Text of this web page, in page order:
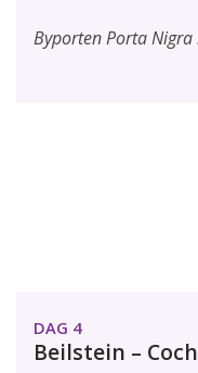
Byporten Porta Nigra
DAG 4
Beilstein –